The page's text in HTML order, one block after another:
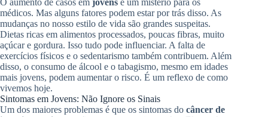
médicos. Mas alguns fatores podem estar por trás disso. As
mudanças no nosso estilo de vida são grandes suspeitas.
Dietas ricas em alimentos processados, poucas fibras, muito
açúcar e gordura. Isso tudo pode influenciar. A falta de
exercícios físicos e o sedentarismo também contribuem. Além
disso, o consumo de álcool e o tabagismo, mesmo em idades
mais jovens, podem aumentar o risco. É um reflexo de como
vivemos hoje.
Sintomas em Jovens: Não Ignore os Sinais
Um dos maiores problemas é que os sintomas do câncer de